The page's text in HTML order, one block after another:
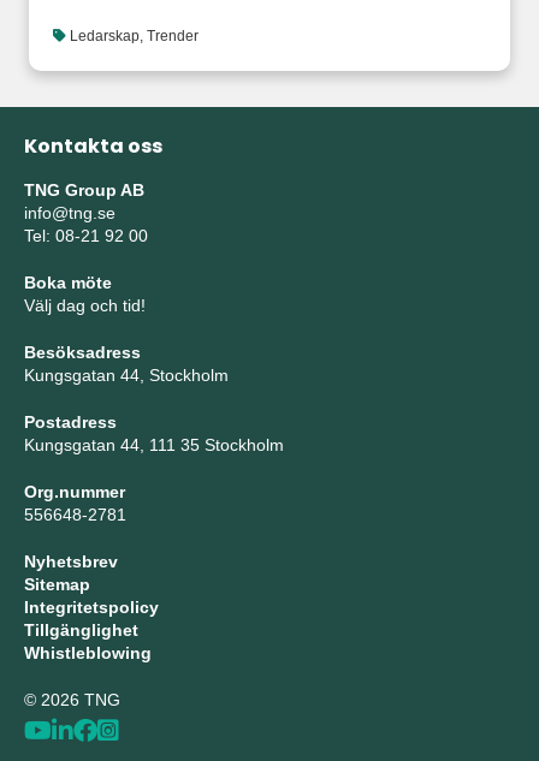
Ledarskap, Trender
Kontakta oss
TNG Group AB
info@tng.se
Tel: 08-21 92 00
Boka möte
Välj dag och tid!
Besöksadress
Kungsgatan 44, Stockholm
Postadress
Kungsgatan 44, 111 35 Stockholm
Org.nummer
556648-2781
Nyhetsbrev
Sitemap
Integritetspolicy
Tillgänglighet
Whistleblowing
© 2026 TNG